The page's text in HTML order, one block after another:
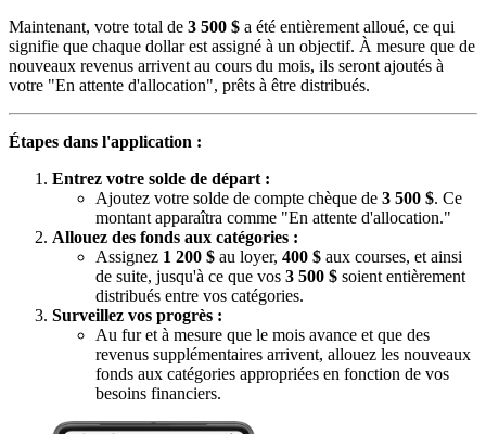
Maintenant, votre total de 3 500 $ a été entièrement alloué, ce qui
signifie que chaque dollar est assigné à un objectif. À mesure que de
nouveaux revenus arrivent au cours du mois, ils seront ajoutés à
votre "En attente d'allocation", prêts à être distribués.
Étapes dans l'application :
Entrez votre solde de départ :
Ajoutez votre solde de compte chèque de 3 500 $. Ce
montant apparaîtra comme "En attente d'allocation."
Allouez des fonds aux catégories :
Assignez 1 200 $ au loyer, 400 $ aux courses, et ainsi
de suite, jusqu'à ce que vos 3 500 $ soient entièrement
distribués entre vos catégories.
Surveillez vos progrès :
Au fur et à mesure que le mois avance et que des
revenus supplémentaires arrivent, allouez les nouveaux
fonds aux catégories appropriées en fonction de vos
besoins financiers.